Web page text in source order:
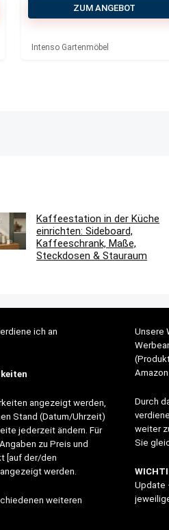
ZUM ANGEBOT
Intenso Gartenmöbel
Kaffeestation in der Küche
einrichten: Sideboard,
Kaffeeschrank, Maße,
Steckdosen & Stauraum
ich an
angezeigt werden,
Stand (Datum/Uhrzeit)
jederzeit ändern. Für
zu Preis und
[auf der/den
werden.
weiteren
Unsere
Durch
weiter
Sie
Update